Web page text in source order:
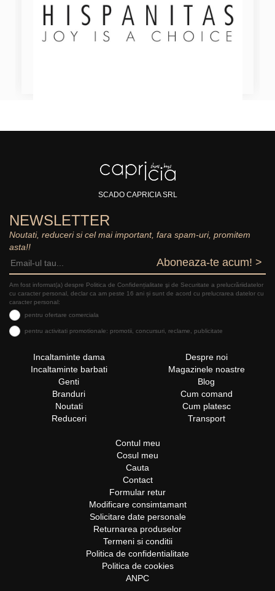
SCADO CAPRICIA SRL
NEWSLETTER
Noutati, reduceri si cel mai important, fara spam-uri, promitem
asta!!
Aboneaza-te acum! >
Am fost informat(a) despre Politica de Confidențialitate şi de Securitate a prelucrăriidatelor
cu caracter personal, declar ca am peste 16 ani și sunt de acord cu prelucrarea datelor cu
caracter personal:
pentru ofertare comerciala
pentru activitati promotionale: promotii, concursuri, reclame, publicitate
Incaltaminte dama
Incaltaminte barbati
Genti
Branduri
Noutati
Reduceri
Despre noi
Magazinele noastre
Blog
Cum comand
Cum platesc
Transport
Contul meu
Cosul meu
Cauta
Contact
Formular retur
Modificare consimtamant
Solicitare date personale
Returnarea produselor
Termeni si conditii
Politica de confidentialitate
Politica de cookies
ANPC